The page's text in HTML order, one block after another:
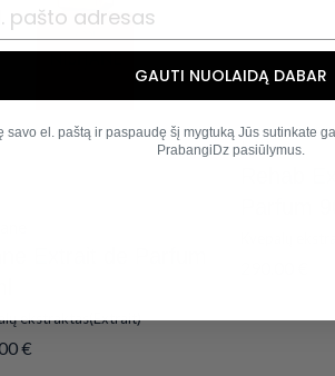
ekstraktas(Extrait)
€
Initio
GAUTI NUOLAIDĄ DABAR
savo el. paštą ir paspaudę šį mygtuką Jūs sutinkate
PrabangiDz pasiūlymus.